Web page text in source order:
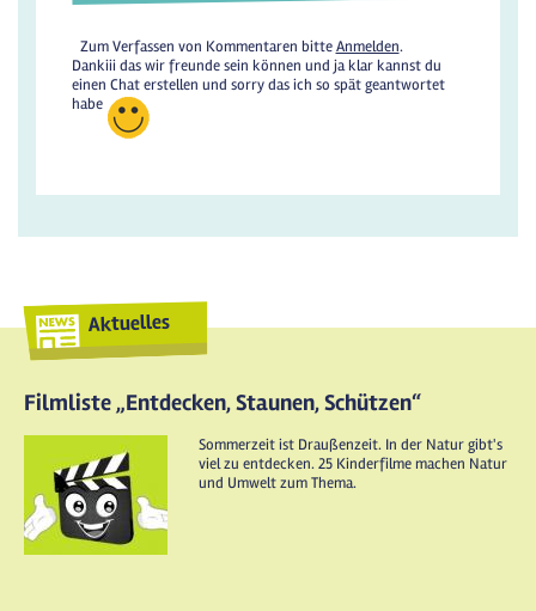
Zum Verfassen von Kommentaren bitteAnmelden.
Dankiii das wir freunde sein können und ja klar kannst du
einen Chat erstellen und sorry das ich so spät geantwortet
habe
Aktuelles
Filmliste „Entdecken, Staunen, Schützen“
Sommerzeit ist Draußenzeit. In der Natur gibt's
viel zu entdecken. 25 Kinderfilme machen Natur
und Umwelt zum Thema.